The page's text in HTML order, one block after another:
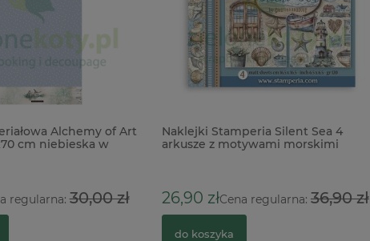
Alchemy of Art
cm niebieska w
regularna:30,00 zł
Naklejki Stamperia Silent Sea 4
arkusze z motywami morskimi
26,90 złCena regularna: 36,90 zł
do koszyka